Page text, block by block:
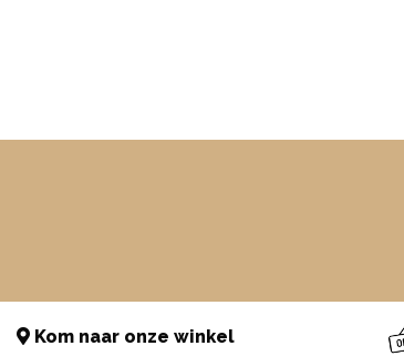
Kom naar onze winkel